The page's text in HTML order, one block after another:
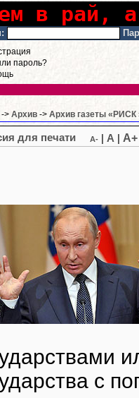
в рай,
пароль?
-> Архив -> Архив газеты «РИСК
A- A A+
с